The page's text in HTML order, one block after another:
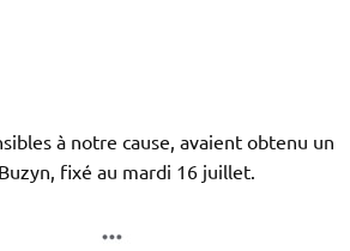
à notre cause, avaient obtenu un
fixé au mardi 16 juillet.